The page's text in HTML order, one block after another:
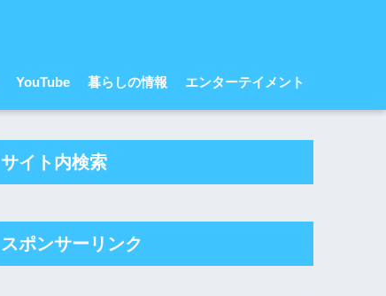
YouTube 暮らしの情報 エンターテイメント
サイト内検索
スポンサーリンク